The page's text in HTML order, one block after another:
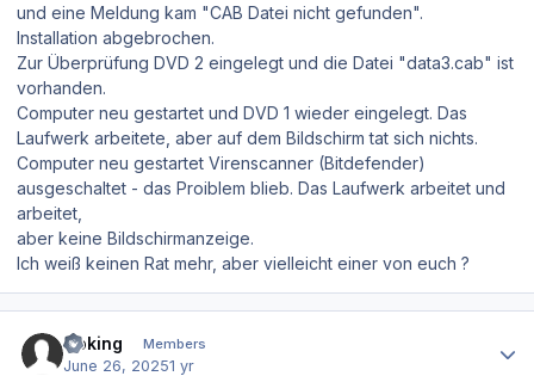
und eine Meldung kam "CAB Datei nicht gefunden".
Installation abgebrochen.
Zur Überprüfung DVD 2 eingelegt und die Datei "data3.cab" ist
vorhanden.
Computer neu gestartet und DVD 1 wieder eingelegt. Das
Laufwerk arbeitete, aber auf dem Bildschirm tat sich nichts.
Computer neu gestartet Virenscanner (Bitdefender)
ausgeschaltet - das Proiblem blieb. Das Laufwerk arbeitet und
arbeitet,
aber keine Bildschirmanzeige.
Ich weiß keinen Rat mehr, aber vielleicht einer von euch ?
Goking Members
June 26, 20251 yr